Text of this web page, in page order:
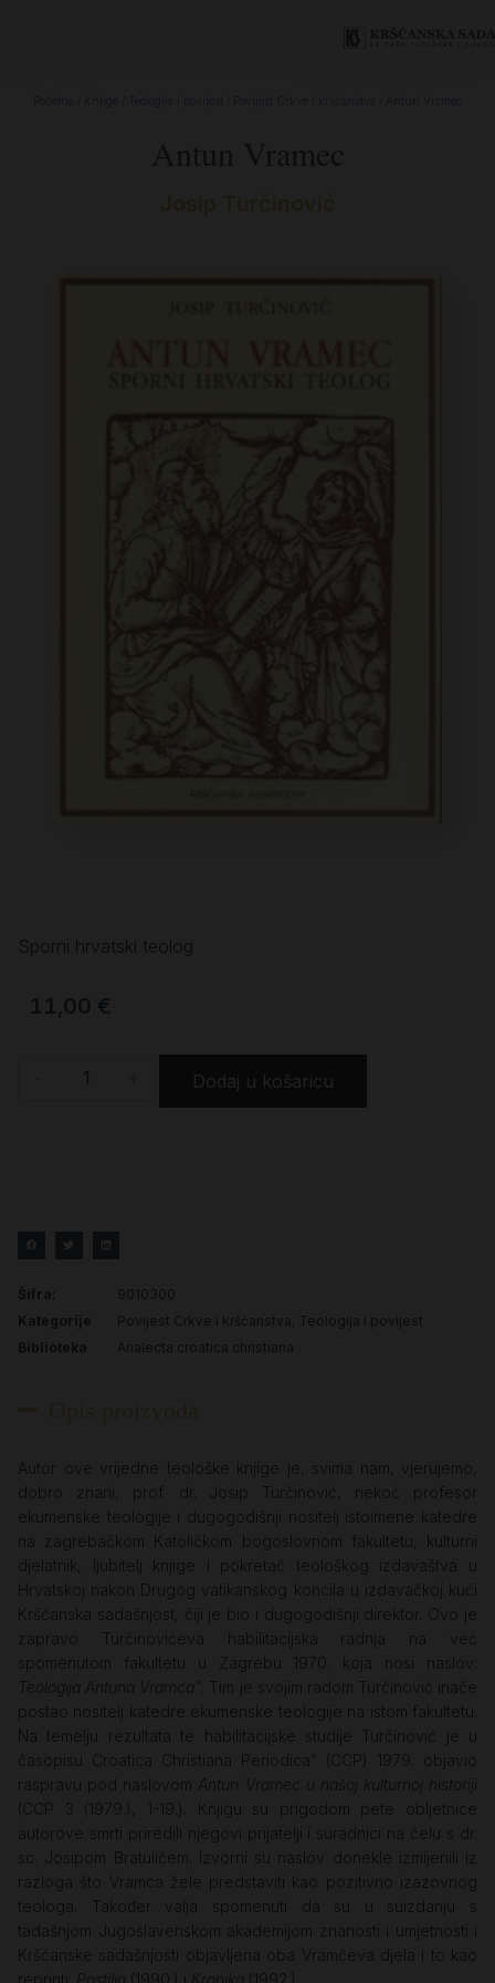
Sporni hrvatski teolog
11,00 €
Dodaj u košaricu
Šifra:
9010300
Kategorije
Povijest Crkve i kršćanstva
Teologija i povijest
Biblioteka
Analecta croatica christiana
Autor ove vrijedne teološke knjige je, svima nam, vjerujemo,
dobro znani, prof. dr. Josip Turčinović, nekoć profesor
ekumenske teologije i dugogodišnji nositelj istoimene katedre
na zagrebačkom Katoličkom bogoslovnom fakultetu, kulturni
djelatnik, ljubitelj knjige i pokretač teološkog izdavaštva u
Hrvatskoj nakon Drugog vatikanskog koncila u izdavačkoj kući
Kršćanska sadašnjost, čiji je bio i dugogodišnji direktor. Ovo je
zapravo Turčinovićeva habilitacijska radnja na već
spomenutom fakultetu u Zagrebu 1970. koja nosi naslov:
Teologija Antuna Vramca”
. Tim je svojim radom Turčinović inače
postao nositelj katedre ekumenske teologije na istom fakultetu.
Na temelju rezultata te habilitacijske studije Turčinović je u
časopisu Croatica Christiana Periodica” (CCP) 1979. objavio
raspravu pod naslovom Antun Vramec u našoj kulturnoj historiji
(CCP 3 (1979.), 1-19.). Knjigu su prigodom pete obljetnice
autorove smrti priredili njegovi prijatelji i suradnici na čelu s dr.
sc. Josipom Bratulićem. Izvorni su naslov donekle izmijenili iz
razloga što Vramca žele predstaviti kao pozitivno izazovnog
teologa. Također valja spomenuti da su u suizdanju s
tadašnjom Jugoslavenskom akademijom znanosti i umjetnosti i
Kršćanske sadašnjosti objavljena oba Vramčeva djela i to kao
reprinti: Postilia (1990.) i Kronika (1992.).